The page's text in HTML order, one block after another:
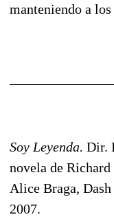
manteniendo a
Soy Leyenda. Dir.
novela de
Alice Braga,
2007.